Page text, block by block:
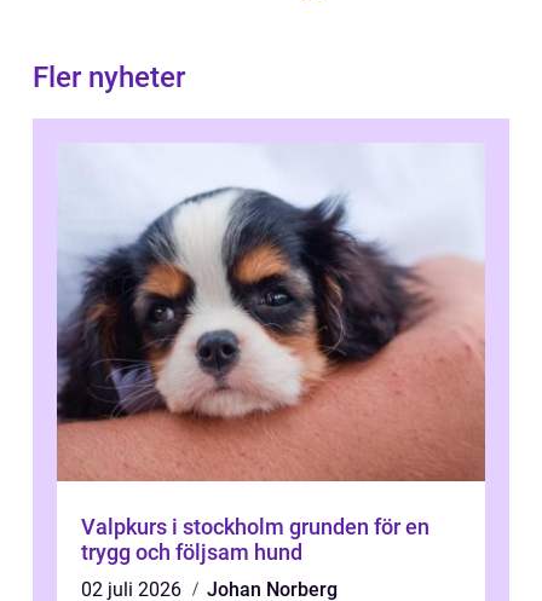
Fler nyheter
Valpkurs i stockholm grunden för en
trygg och följsam hund
02 juli 2026
Johan Norberg